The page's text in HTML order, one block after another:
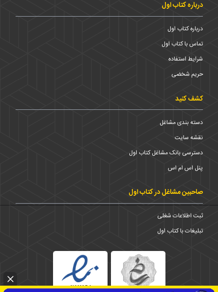
درباره کتاب اول
درباره کتاب اول
تماس با کتاب اول
شرایط استفاده
حریم شخضی
کشف کنید
دسته بندی مشاغل
نقشه سایت
دسترسی بانک مشاغل کتاب اول
پنل اس ام اس
صاحبین مشاغل در کتاب اول
ثبت اطلاعات شغلی
تبلیغات با کتاب اول